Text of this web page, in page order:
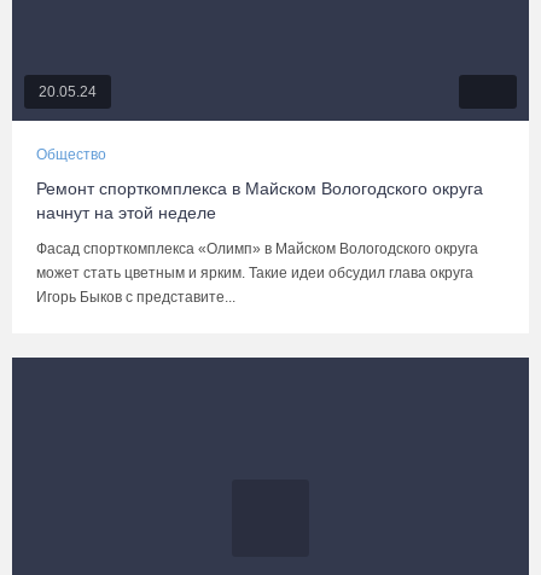
20.05.24
Общество
Ремонт спорткомплекса в Майском Вологодского округа
начнут на этой неделе
Фасад спорткомплекса «Олимп» в Майском Вологодского округа
может стать цветным и ярким. Такие идеи обсудил глава округа
Игорь Быков с представите...